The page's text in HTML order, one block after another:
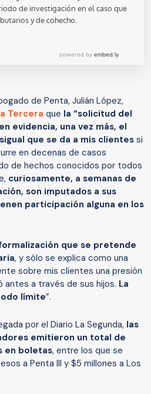
de Penta, Julián López,
Tercera que la “solicitud del
evidencia, una vez más, el
que se da a mis clientes si
en decenas de casos
de hechos conocidos por todos
curiosamente, a semanas de
son imputados a sus
participación alguna en los
que se pretende
, y sólo se explica como una
sobre mis clientes una presión
antes a través de sus hijos. La
límite”.
por el Diario La Segunda, las
emitieron un total de
en boletas, entre los que se
a Penta III y $5 millones a Los